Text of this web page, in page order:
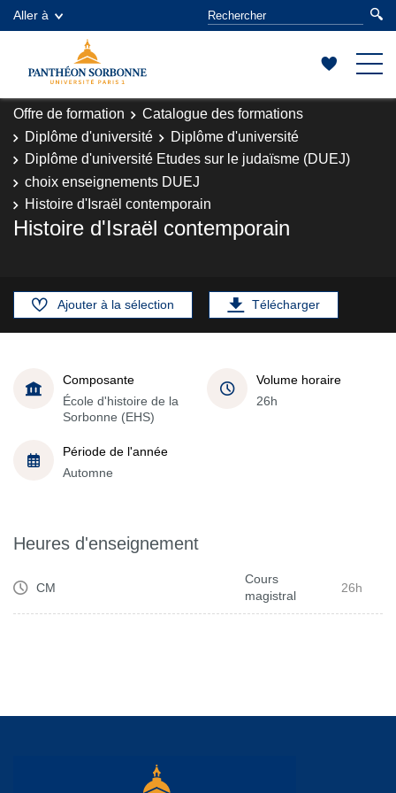
Aller à
Offre de formation
Catalogue des formations
Diplôme d'université
Diplôme d'université
Diplôme d'université Etudes sur le judaïsme (DUEJ)
choix enseignements DUEJ
Histoire d'Israël contemporain
Histoire d'Israël contemporain
Ajouter à la sélection Télécharger
Composante
École d'histoire de la
Sorbonne (EHS)
Volume horaire
26h
Période de l'année
Automne
Heures d'enseignement
CM
Cours
magistral
26h